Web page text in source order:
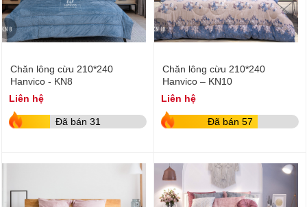
Chăn lông cừu 210*240
Hanvico - KN8
Liên hệ
Đã bán 31
Chăn lông cừu 210*240
Hanvico – KN10
Liên hệ
Đã bán 57